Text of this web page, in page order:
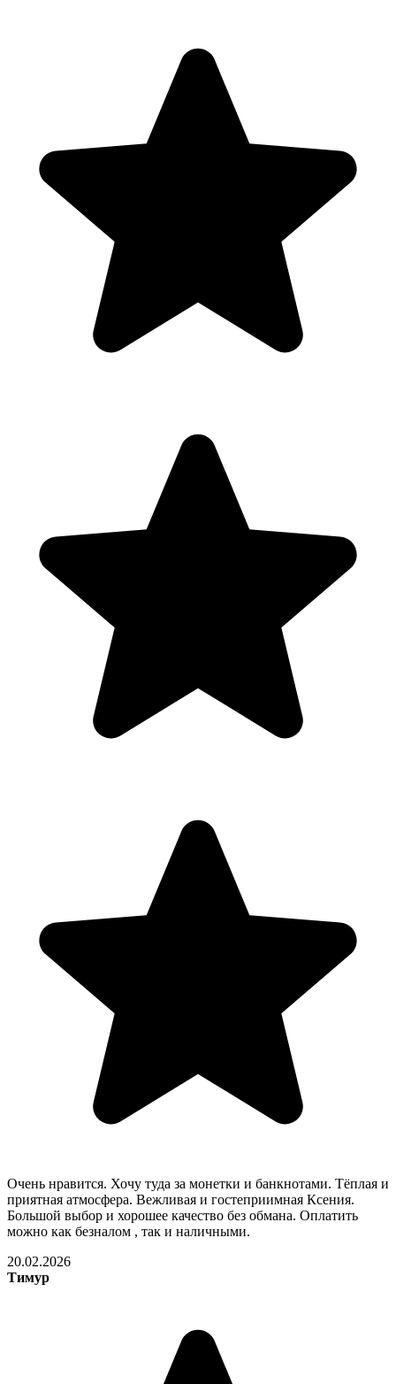
Очень нравится. Хочу туда за монетки и банкнотами. Тёплая и
приятная атмосфера. Вежливая и гостеприимная Ксения.
Большой выбор и хорошее качество без обмана. Оплатить
можно как безналом , так и наличными.
20.02.2026
Тимур